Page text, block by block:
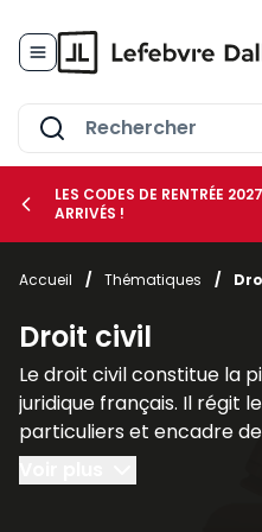
le sous-menu Vos métiers
le sous-menu Vos besoins
LES CODES DE RENTRÉE
ARRIVÉS !
Accueil / Thématiques /
Droit civil
Le droit civil constitue la
juridique français. Il régit
particuliers et encadre
chacun au quotidien,
contrats, la propriété ou